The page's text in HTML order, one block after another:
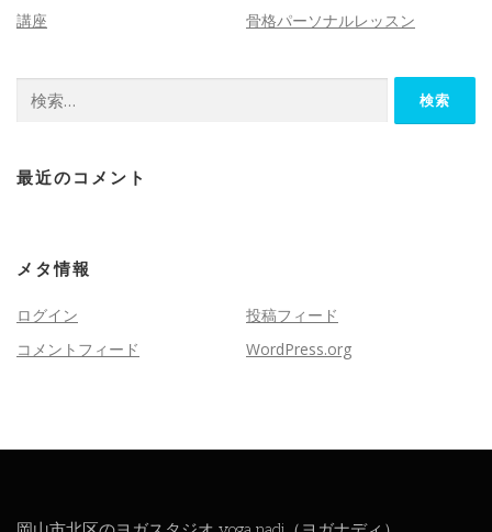
講座
骨格パーソナルレッスン
索:
最近のコメント
メタ情報
ログイン
投稿フィード
コメントフィード
WordPress.org